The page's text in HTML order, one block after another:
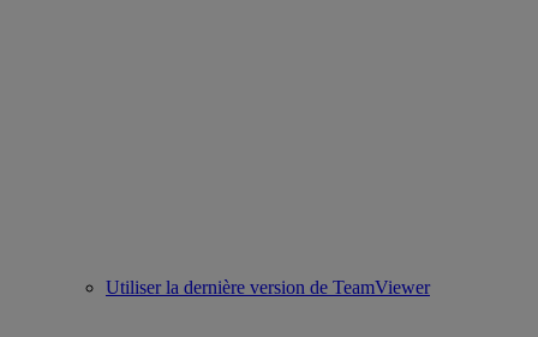
Utiliser la dernière version de TeamViewer